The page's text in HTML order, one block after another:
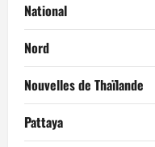
National
Nord
Nouvelles de Thaïlande
Pattaya